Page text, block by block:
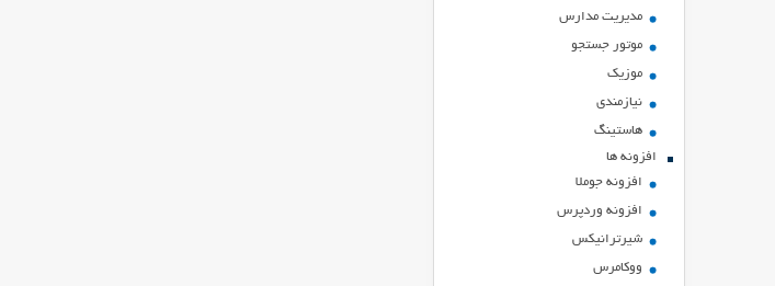
مدیریت مدارس
موتور جستجو
موزیک
نیازمندی
هاستينگ
افزونه ها
افزونه جوملا
افزونه وردپرس
شیرترانیکس
ووکامرس